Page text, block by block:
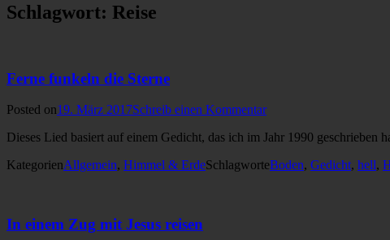
Schlagwort: Reise
Ferne funkeln die Sterne
Posted on19. März 2017Schreib einen Kommentar
Dieses Lied basiert auf einem Gedicht, das ich im Jahr 1990
KategorienAllgemein, Himmel & ErdeSchlagworteBoden, Gedicht, hell,
In einem Zug mit Jesus reisen